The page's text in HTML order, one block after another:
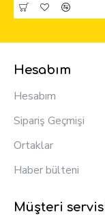
Hesabım
Hesabım
Sipariş Geçmişi
Ortaklar
Haber bülteni
Müşteri